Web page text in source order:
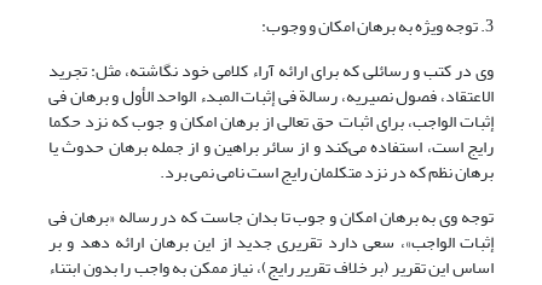
3. توجه ویژه به برهان امکان و وجوب:
وی در کتب و رسائلی که برای ارائه آراء کلامی خود نگاشته، مثل: تجرید
الاعتقاد، فصول نصیریه، رسالة فی إثبات المبدء الواحد الأول و برهان فی
إثبات الواجب، برای اثبات حق تعالی از برهان امکان و جوب که نزد حکما
رایج است، استفاده می‌کند و از سائر براهین و از جمله برهان حدوث یا
برهان نظم که در نزد متکلمان رایج است نامی نمی برد.
توجه وی به برهان امکان و جوب تا بدان جاست که در رساله «برهان فی
إثبات الواجب»، سعی دارد تقریری جدید از این برهان ارائه دهد و بر
اساس این تقریر (بر خلاف تقریر رایج)، نیاز ممکن به واجب را بدون ابتناء